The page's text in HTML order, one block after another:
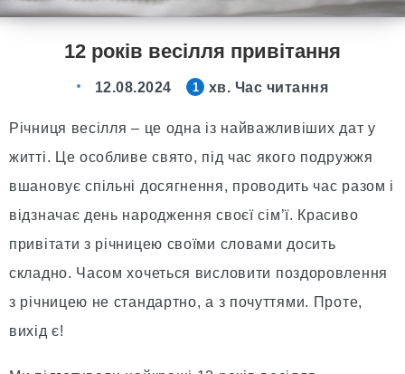
12 років весілля привітання
12.08.2024 1 хв. Час читання
Річниця весілля – це одна із найважливіших дат у
житті. Це особливе свято, під час якого подружжя
вшановує спільні досягнення, проводить час разом і
відзначає день народження своєї сім’ї. Красиво
привітати з річницею своїми словами досить
складно. Часом хочеться висловити поздоровлення
з річницею не стандартно, а з почуттями. Проте,
вихід є!